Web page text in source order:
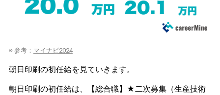
※ 参考： マイナビ2024
朝日印刷の初任給を見ていきます。
朝日印刷の初任給は、【総合職】★二次募集（生産技術